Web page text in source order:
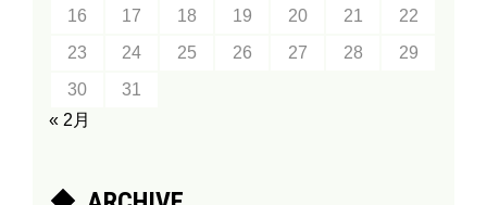
16
17 18 19 20 21
22
23
24 25 26 27 28
29
30
31
« 2月